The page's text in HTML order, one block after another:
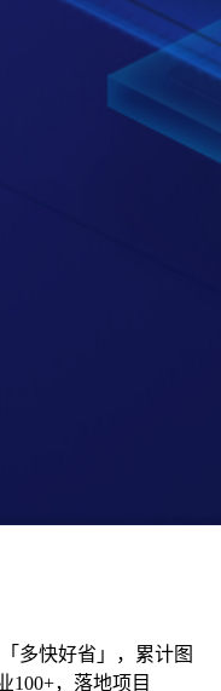
多快好省」，累计图
100+，落地项目